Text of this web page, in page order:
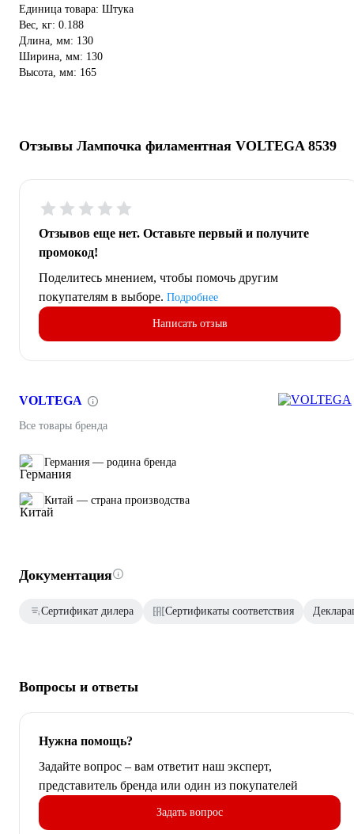
Единица товара: Штука
Вес, кг: 0.188
Длина, мм: 130
Ширина, мм: 130
Высота, мм: 165
Отзывы Лампочка филаментная VOLTEGA 8539
Отзывов еще нет. Оставьте первый и получите
промокод!
Поделитесь мнением, чтобы помочь другим
покупателям в выборе. Подробнее
Написать отзыв
VOLTEGA
Все товары бренда
Германия — родина бренда
Китай — страна производства
Документация
Сертификат дилера Сертификаты соответствия
Вопросы и ответы
Нужна помощь?
Задайте вопрос – вам ответит наш эксперт,
представитель бренда или один из покупателей
Задать вопрос